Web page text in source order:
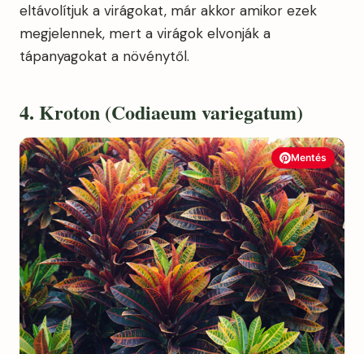
eltávolítjuk a virágokat, már akkor amikor ezek
megjelennek, mert a virágok elvonják a
tápanyagokat a növénytől.
4. Kroton (Codiaeum variegatum)
Mentés